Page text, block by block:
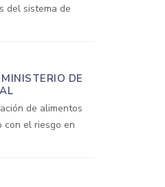
del sistema de
DE
de alimentos
con el riesgo en